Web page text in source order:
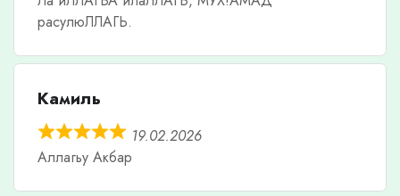
расулюЛЛАГЬ.
Камиль
19.02.2026
Аллагьу Акбар